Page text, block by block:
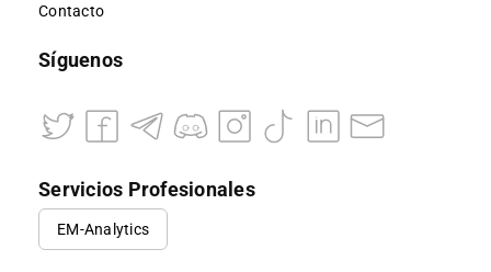
Contacto
Síguenos
Servicios Profesionales
EM-Analytics